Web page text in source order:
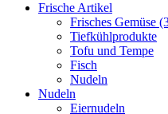
Frische Artikel
Frisches Gemüse
Tiefkühlprodukte
Tofu und Tempe
Fisch
Nudeln
Nudeln
Eiernudeln